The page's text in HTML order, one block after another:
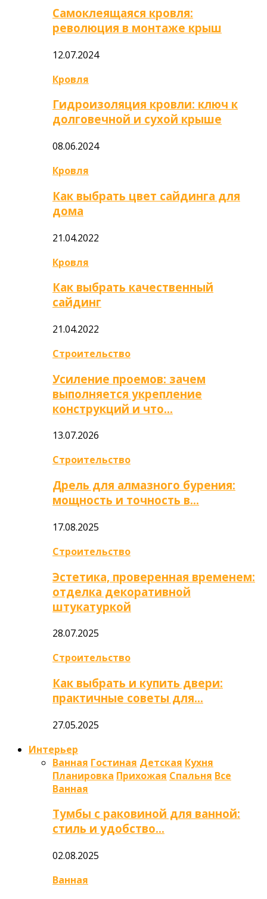
Самоклеящаяся кровля:
революция в монтаже крыш
12.07.2024
Кровля
Гидроизоляция кровли: ключ к
долговечной и сухой крыше
08.06.2024
Кровля
Как выбрать цвет сайдинга для
дома
21.04.2022
Кровля
Как выбрать качественный
сайдинг
21.04.2022
Строительство
Усиление проемов: зачем
выполняется укрепление
конструкций и что…
13.07.2026
Строительство
Дрель для алмазного бурения:
мощность и точность в…
17.08.2025
Строительство
Эстетика, проверенная временем:
отделка декоративной
штукатуркой
28.07.2025
Строительство
Как выбрать и купить двери:
практичные советы для…
27.05.2025
Интерьер
Ванная Гостиная Детская Кухня
Планировка Прихожая Спальня Все
Ванная
Тумбы с раковиной для ванной:
стиль и удобство…
02.08.2025
Ванная